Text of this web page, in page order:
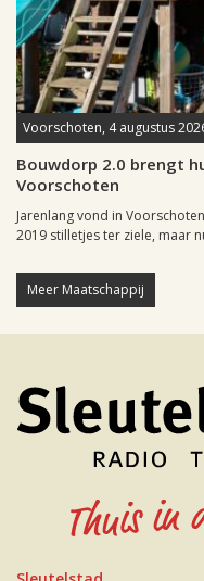
Voorschoten, 4 augustus
Bouwdorp 2.0 brengt
Voorschoten
Jarenlang vond in
2019 stilletjes ter ziele, maar
Meer Maatschappij